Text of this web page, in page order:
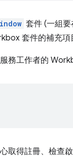
套件 (一組
套件的補充項
務工作者的
取得註冊、檢查